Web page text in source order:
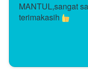
MANTUL,sangat
terimakasih